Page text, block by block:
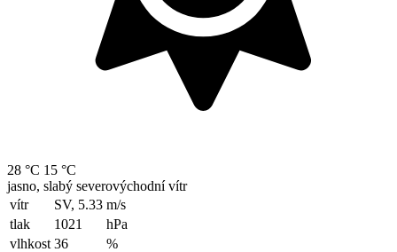
28 °C 15 °C
jasno, slabý severovýchodní vítr
vítr
SV, 5.33 m/s
tlak
1021
hPa
vlhkost 36
%